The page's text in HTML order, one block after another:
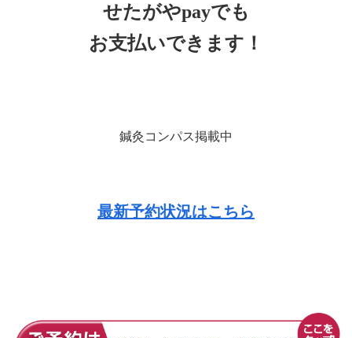
せたがやpayでも
お支払いできます！
鍼灸コンパス掲載中
最新予約状況はこちら